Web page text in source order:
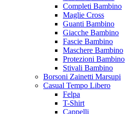
Completi Bambino
Maglie Cross
Guanti Bambino
Giacche Bambino
Fascie Bambino
Maschere Bambino
Protezioni Bambino
Stivali Bambino
Borsoni Zainetti Marsupi
Casual Tempo Libero
Felpa
T-Shirt
Cappelli